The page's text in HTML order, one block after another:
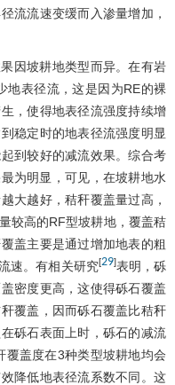
流流速变缓而入渗量增加，
因坡耕地类型而异。在有岩
地表径流，这是因为RE的裸
，使得地表径流强度持续增
稳定时的地表径流强度明显
到较好的减流效果。综合考
为明显，可见，在坡耕地水
大越好，秸秆覆盖量过高，
较高的RF型坡耕地，覆盖秸
盖主要是通过增加地表的粗
速。有相关研究[29]表明，砾
密度更高，这使得砾石覆盖
覆盖，因而砾石覆盖比秸秆
砾石表面上时，砾石的减流
覆盖度在3种类型坡耕地均会
降低地表径流系数不同。这